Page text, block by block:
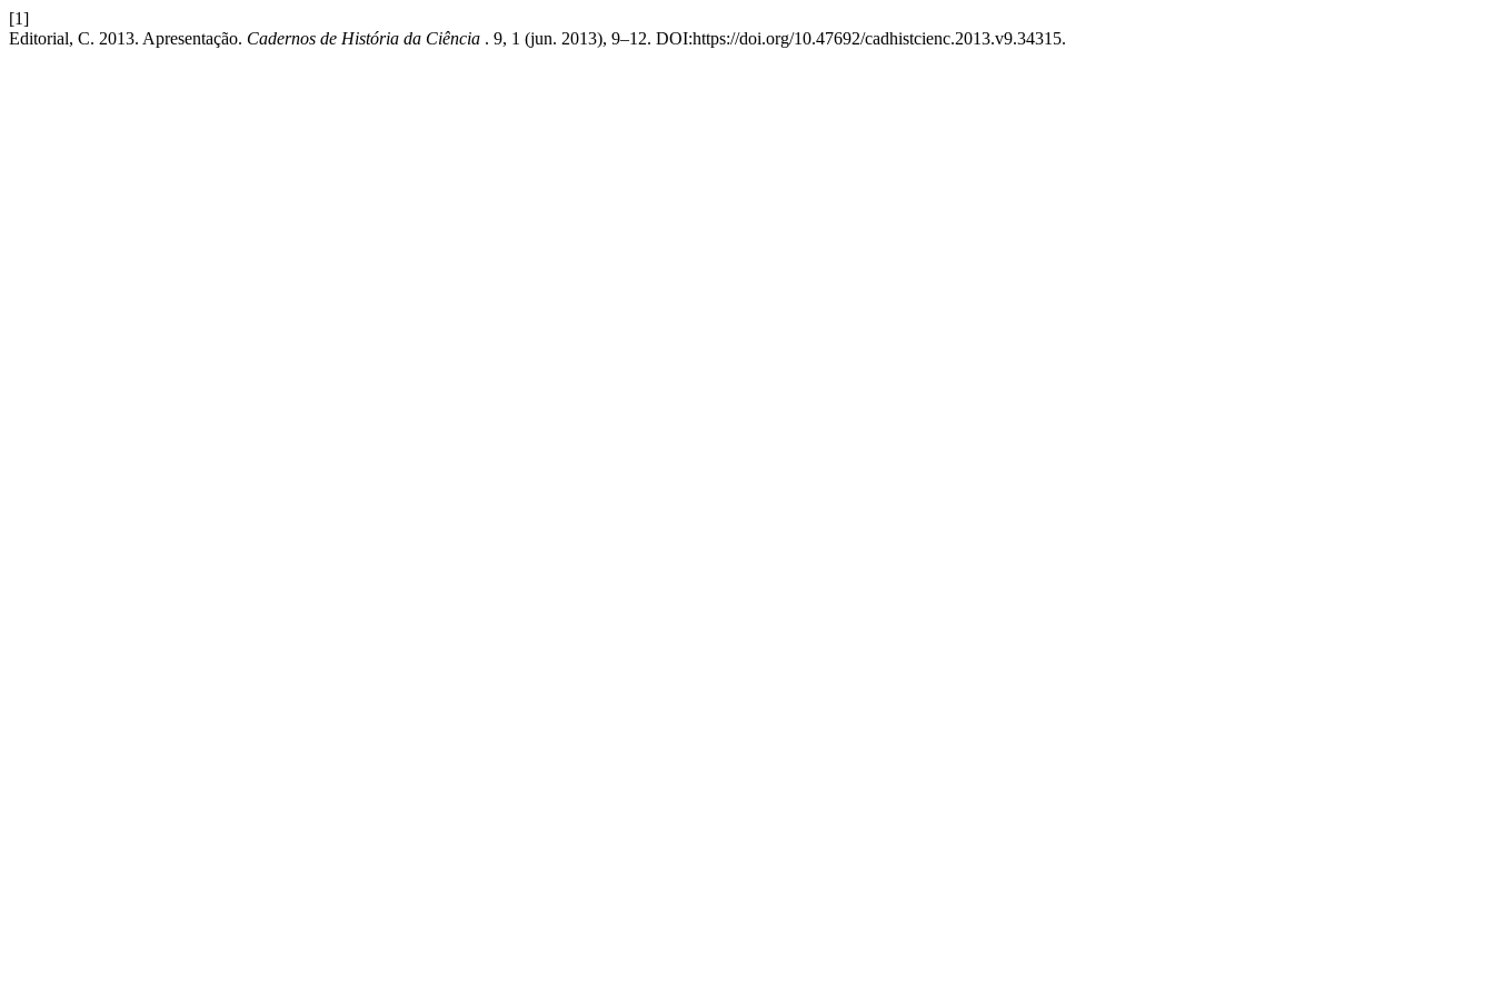
[1]
Editorial, C. 2013. Apresentação. Cadernos de História da Ciência . 9, 1 (jun. 2013), 9–12. DOI:https://doi.org/10.47692/cadhistcienc.2013.v9.34315.